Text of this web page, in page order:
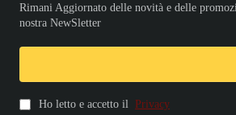
Rimani Aggiornato delle novità e delle
nostra NewSletter
Ho letto e accetto il Privacy